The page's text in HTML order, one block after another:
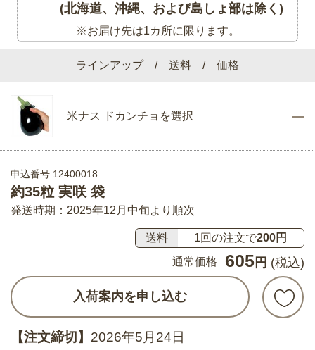
ラインアップ / 送料 / 価格
米ナス ドカンチョを選択
申込番号:12400018
約35粒 実咲 袋
発送時期：2025年12月中旬より順次
送料 1回の注文で200円
通常価格
605 円 (税込)
入荷案内を申し込む
【注文締切】 2026年5月24日
(北海道、沖縄、および島しょ部は除く)
※お届け先は1カ所に限ります。